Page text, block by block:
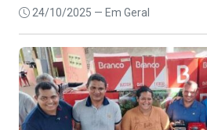
24/10/2025 — Em Geral